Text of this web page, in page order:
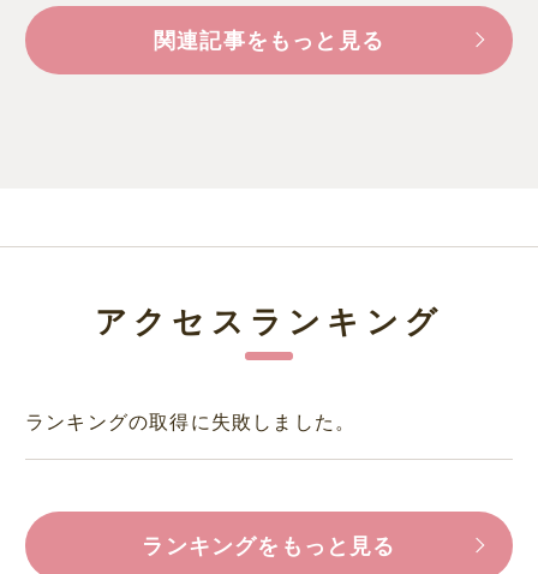
関連記事をもっと見る
アクセスランキング
ランキングの取得に失敗しました。
ランキングをもっと見る